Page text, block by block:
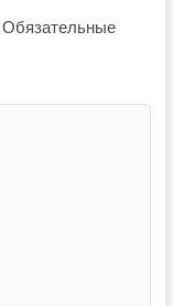
Обязательные